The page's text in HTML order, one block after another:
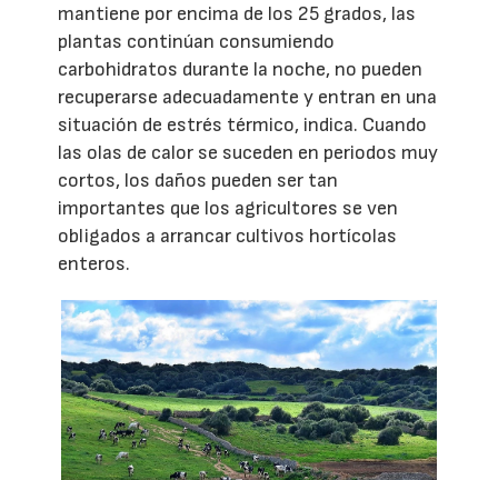
mantiene por encima de los 25 grados, las
plantas continúan consumiendo
carbohidratos durante la noche, no pueden
recuperarse adecuadamente y entran en una
situación de estrés térmico, indica. Cuando
las olas de calor se suceden en periodos muy
cortos, los daños pueden ser tan
importantes que los agricultores se ven
obligados a arrancar cultivos hortícolas
enteros.